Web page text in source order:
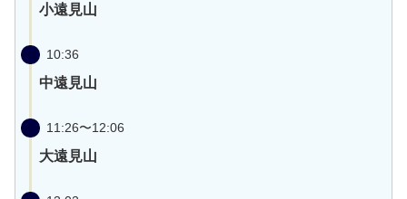
小遠見山
10:36
中遠見山
11:26〜12:06
大遠見山